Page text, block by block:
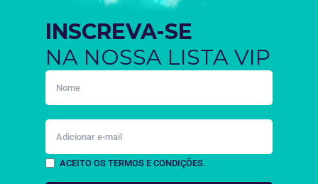
INSCREVA-SE
NA NOSSA LISTA VIP
ACEITO OS TERMOS E CONDIÇÕES.